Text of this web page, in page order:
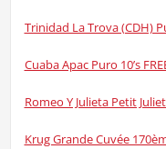
Trinidad La Trova (CDH)
Cuaba Apac Puro 10’s
Romeo Y Julieta Petit
Krug Grande Cuvée